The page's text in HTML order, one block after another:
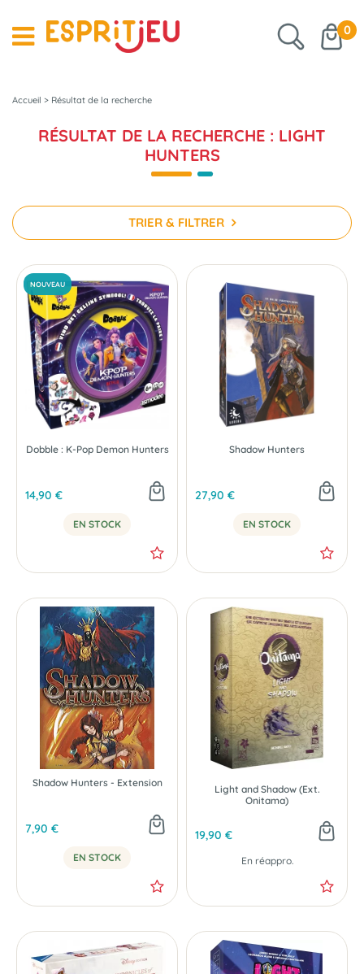
0
Accueil > Résultat de la recherche
RÉSULTAT DE LA RECHERCHE : LIGHT
HUNTERS
TRIER & FILTRER
NOUVEAU
Dobble : K-Pop Demon Hunters
14,90 €
EN STOCK
Shadow Hunters
27,90 €
EN STOCK
Shadow Hunters - Extension
7,90 €
EN STOCK
Light and Shadow (Ext.
Onitama)
19,90 €
En réappro.